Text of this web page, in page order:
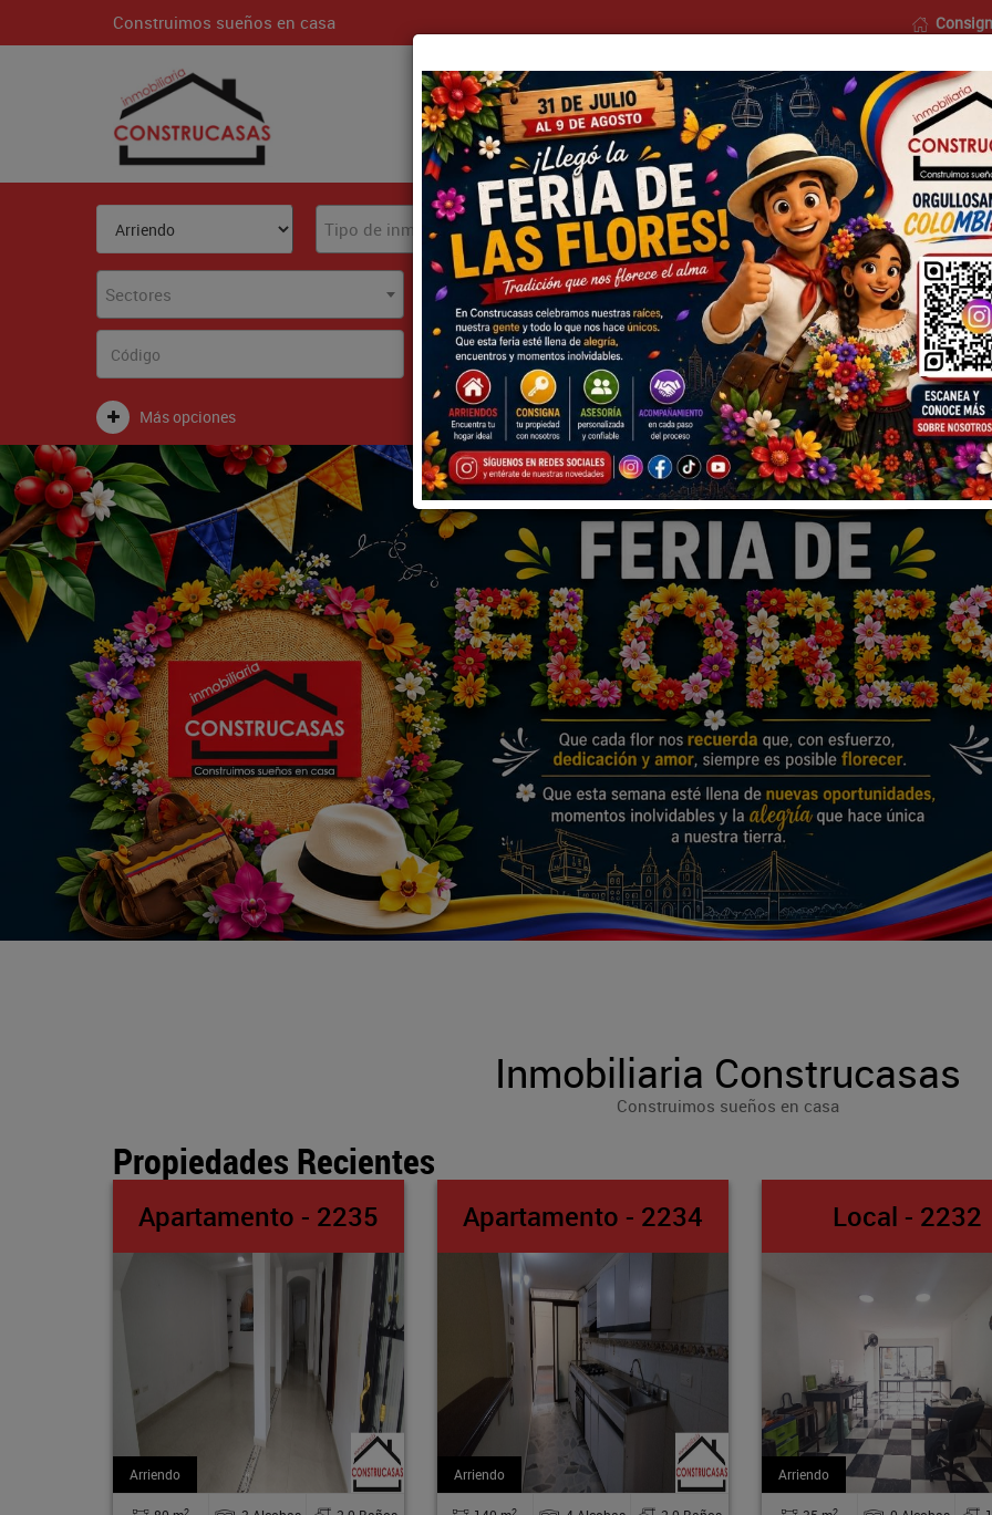
Construimos sueños en casa
Inicio Nosotros Formularios Blog Contáctenos
Tipo de inmueble Municipios Barrios
Sectores
Más opciones
Inmobiliaria Construcasas
Construimos sueños en casa
Propiedades Recientes
Apartamento - 2234
Arriendo
2
Local - 2232
Arriendo
2
Apto-Loft -
Arriendo
2